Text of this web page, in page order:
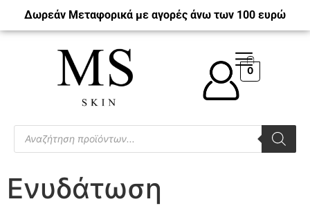
Δωρεάν Μεταφορικά με αγορές άνω των 100 ευρώ
0
Ενυδάτωση